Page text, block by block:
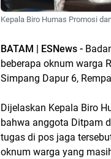
Kepala Biro Humas Promosi
BATAM | ESNews -
beberapa oknum warga
Simpang Dapur 6,
Dijelaskan Kepala Biro
bahwa anggota Ditpam
tugas di pos jaga
oknum warga yang